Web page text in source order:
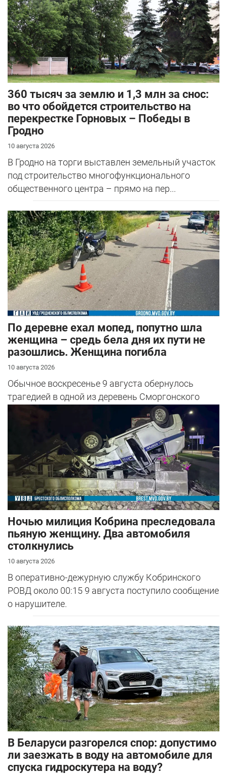
360 тысяч за землю и 1,3 млн за снос:
во что обойдется строительство на
перекрестке Горновых – Победы в
Гродно
10 августа 2026
В Гродно на торги выставлен земельный участок
под строительство многофункционального
общественного центра – прямо на пер...
По деревне ехал мопед, попутно шла
женщина – средь бела дня их пути не
разошлись. Женщина погибла
10 августа 2026
Обычное воскресенье 9 августа обернулось
трагедией в одной из деревень Сморгонского
района.
Ночью милиция Кобрина преследовала
пьяную женщину. Два автомобиля
столкнулись
10 августа 2026
В оперативно-дежурную службу Кобринского
РОВД около 00:15 9 августа поступило сообщение
о нарушителе.
В Беларуси разгорелся спор: допустимо
ли заезжать в воду на автомобиле для
спуска гидроскутера на воду?